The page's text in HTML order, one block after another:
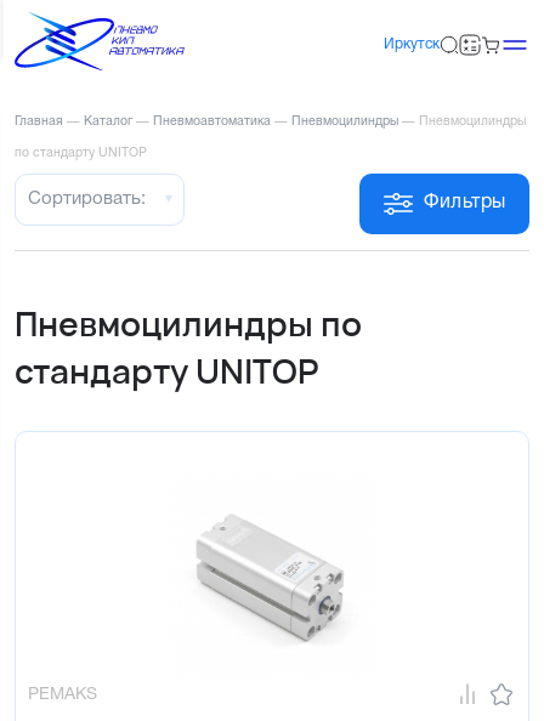
Иркутск
Главная — Каталог — Пневмоавтоматика — Пневмоцилиндры — Пневмоцилиндры
по стандарту UNITOP
Фильтры
Сортировать:
Пневмоцилиндры по
стандарту UNITOP
PEMAKS